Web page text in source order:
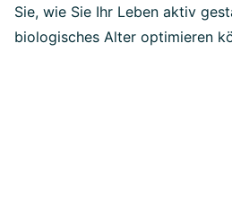
Sie, wie Sie Ihr Leben aktiv
biologisches Alter optimieren